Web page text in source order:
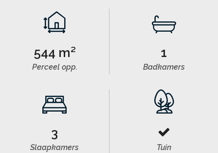
544 m²
Perceel opp.
1
Badkamers
3
Slaapkamers Tuin